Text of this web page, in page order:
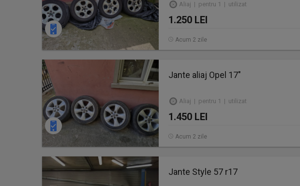
Aliaj | pentru 1 | utilizat
1.250 LEI
Acum 2 zile
Jante aliaj Opel 17"
Aliaj | pentru 1 | utilizat
1.450 LEI
Acum 2 zile
Jante Style 57 r17